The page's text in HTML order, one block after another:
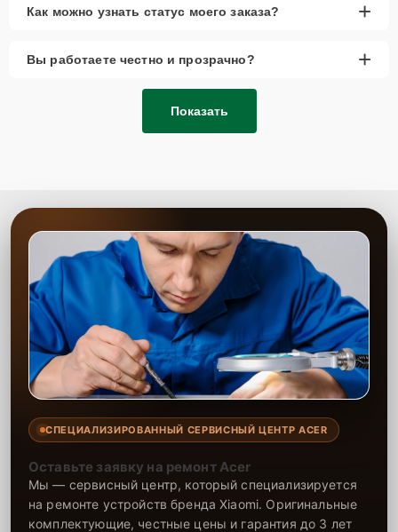
Как можно узнать статус моего заказа? +
Вы работаете честно и прозрачно? +
Показать
СПЕЦИАЛИЗИРОВАННЫЙ СЕРВИСНЫЙ ЦЕНТР ACER
Оставьте заявку на ремонт Acer
Мы — сервисный центр, который специализируется
на ремонте устройств бренда Xiaomi. Оригинальные
комплектующие, честные цены и гарантия до 3 лет